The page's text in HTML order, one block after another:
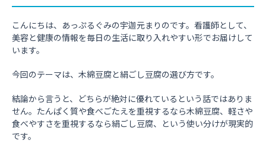
こんにちは、あっぷるぐみの宇迦元まりのです。看護師として、
美容と健康の情報を毎日の生活に取り入れやすい形でお届けして
います。
今回のテーマは、木綿豆腐と絹ごし豆腐の選び方です。
結論から言うと、どちらが絶対に優れているという話ではありま
せん。たんぱく質や食べごたえを重視するなら木綿豆腐、軽さや
食べやすさを重視するなら絹ごし豆腐、という使い分けが現実的
です。